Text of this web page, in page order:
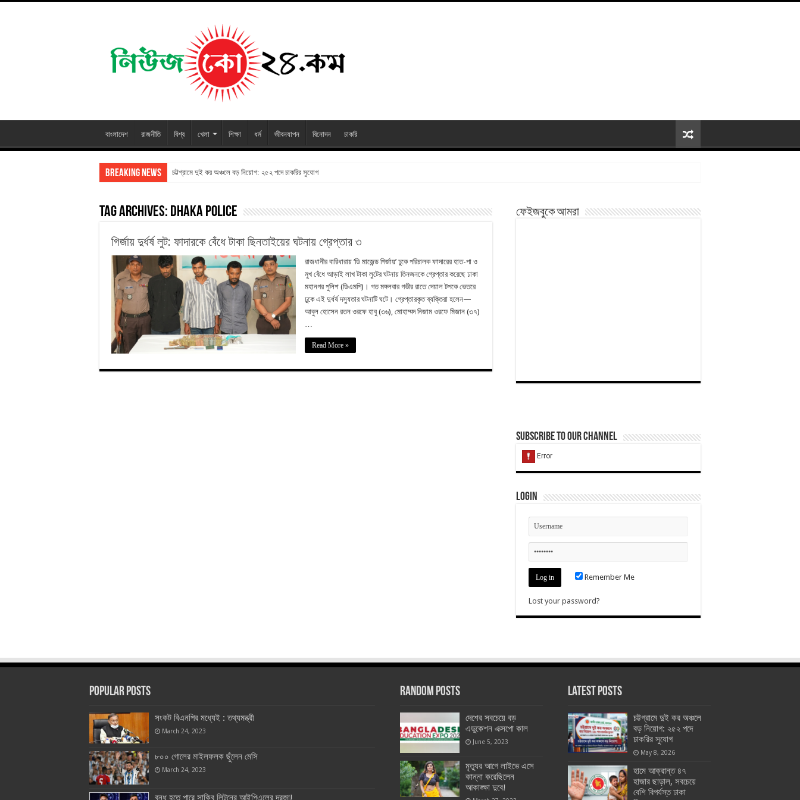
বাংলাদেশ রাজনীতি বিশ্ব খেলা শিক্ষা ধর্ম জীবনযাপন বিনোদন চাকরি
Breaking News চট্টগ্রামে দুই কর অঞ্চলে বড় নিয়োগ: ২৫২ পদে চাকরির সুযোগ
Tag Archives: Dhaka Police
গির্জায় দুর্ধর্ষ লুট: ফাদারকে বেঁধে টাকা ছিনতাইয়ের ঘটনায় গ্রেপ্তার ৩
রাজধানীর বারিধারায় ‘ডি মাজেন্ড গির্জায়’ ঢুকে পরিচালক ফাদারের হাত-পা ও
মুখ বেঁধে আড়াই লাখ টাকা লুটের ঘটনায় তিনজনকে গ্রেপ্তার করেছে ঢাকা
মহানগর পুলিশ (ডিএমপি)। গত মঙ্গলবার গভীর রাতে দেয়াল টপকে ভেতরে
ঢুকে এই দুর্ধর্ষ দস্যুতার ঘটনাটি ঘটে। গ্রেপ্তারকৃত ব্যক্তিরা হলেন—
আবুল হোসেন রতন ওরফে হাবু (৩৬), মোহাম্মদ নিজাম ওরফে মিজান (৩৭)
…
Read More »
ফেইজবুকে আমরা
Subscribe to our Channel
Login
Remember Me
Lost your password?
Popular Posts
সংকট বিএনপির মধ্যেই : তথ্যমন্ত্রী
March 24, 2023
৮০০ গোলের মাইলফলক ছুঁলেন মেসি
March 24, 2023
বন্ধ হতে পারে সাকিব লিটনের আইপিএলের দরজা!
Random Posts
দেশের সবচেয়ে বড়
এডুকেশন এক্সপো কাল
June 5, 2023
মৃত্যুর আগে লাইভে এসে
কান্না করেছিলেন
আকাঙ্ক্ষা দুবে!
Latest Posts
চট্টগ্রামে দুই কর অঞ্চলে
বড় নিয়োগ: ২৫২ পদে
চাকরির সুযোগ
May 8, 2026
হামে আক্রান্ত ৪৭
হাজার ছাড়াল, সবচেয়ে
বেশি বিপর্যস্ত ঢাকা